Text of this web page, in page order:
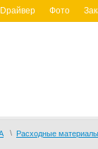
Фото
\ Расходные